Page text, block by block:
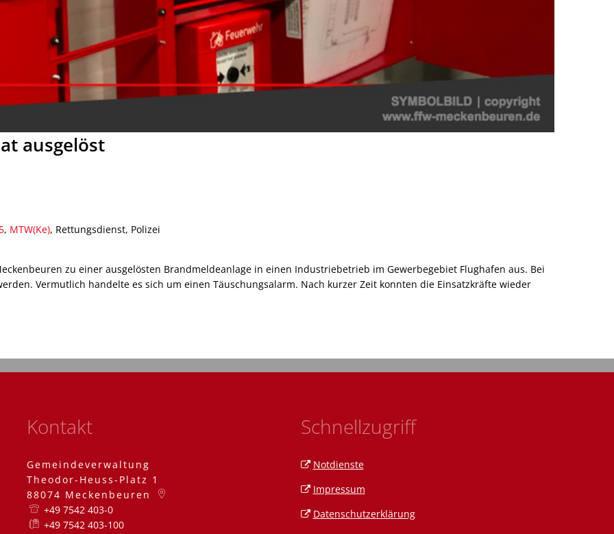
ausgelöst
, MTW(Ke), Rettungsdienst, Polizei
zu einer ausgelösten Brandmeldeanlage in einen Industriebetrieb im Gewerbegebiet Flughafen aus. Bei
Vermutlich handelte es sich um einen Täuschungsalarm. Nach kurzer Zeit konnten die Einsatzkräfte wieder
Kontakt
Gemeindeverwaltung
Theodor-Heuss-Platz 1
88074 Meckenbeuren
+49 7542 403-0
+49 7542 403-100
Schnellzugriff
Notdienste
Impressum
Datenschutzerklärung